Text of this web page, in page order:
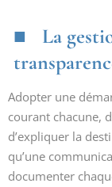
La
Adopter une
courant chacune,
d’expliquer la
qu’une
documenter